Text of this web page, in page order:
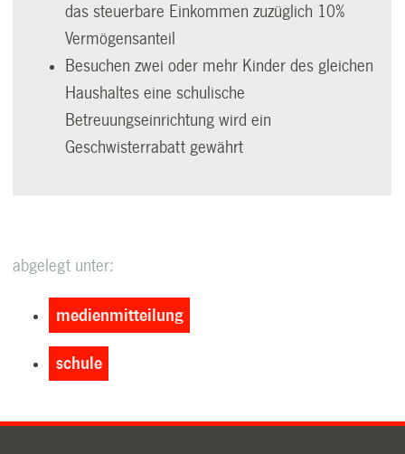
das steuerbare Einkommen zuzüglich 10%
Vermögensanteil
Besuchen zwei oder mehr Kinder des gleichen
Haushaltes eine schulische
Betreuungseinrichtung wird ein
Geschwisterrabatt gewährt
abgelegt unter:
medienmitteilung
schule